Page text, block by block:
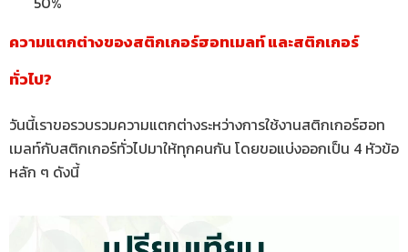
ความแตกต่างของสติกเกอร์ฮอทเมลท์ และสติกเกอร์
ทั่วไป?
วันนี้เราขอรวบรวมความแตกต่างระหว่างการใช้งานสติกเกอร์ฮอท
เมลท์กับสติกเกอร์ทั่วไปมาให้ทุกคนกัน โดยขอแบ่งออกเป็น 4 หัวข้อ
หลัก ๆ ดังนี้